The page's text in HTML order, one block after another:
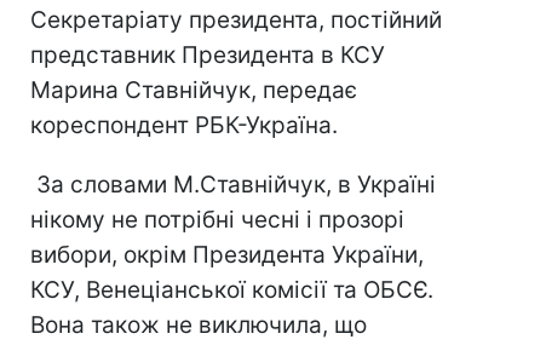
Секретаріату президента, постійний
представник Президента в КСУ
Марина Ставнійчук, передає
кореспондент РБК-Україна.
За словами М.Ставнійчук, в Україні
нікому не потрібні чесні і прозорі
вибори, окрім Президента України,
КСУ, Венеціанської комісії та ОБСЄ.
Вона також не виключила, що